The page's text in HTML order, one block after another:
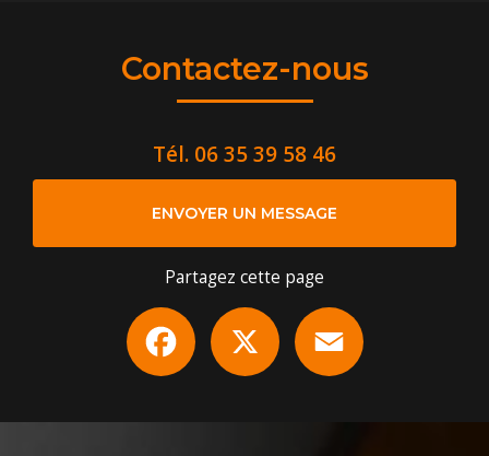
Contactez-nous
Tél. 06 35 39 58 46
ENVOYER UN MESSAGE
Partagez cette page
Facebook